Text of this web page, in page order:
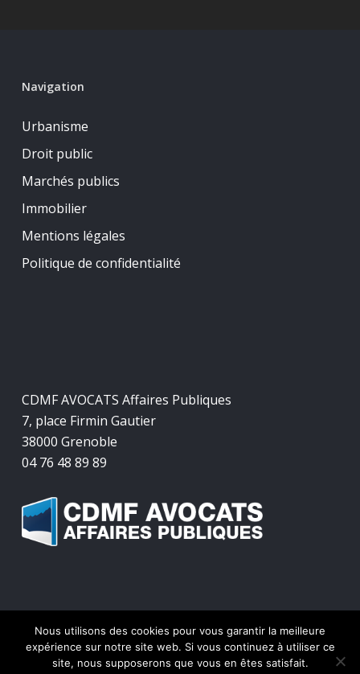
Navigation
Urbanisme
Droit public
Marchés publics
Immobilier
Mentions légales
Politique de confidentialité
CDMF AVOCATS Affaires Publiques
7, place Firmin Gautier
38000 Grenoble
04 76 48 89 89
© 2026 CDMF Avocats Affaires Publiques.
Nous utilisons des cookies pour vous garantir la meilleure
expérience sur notre site web. Si vous continuez à utiliser ce
site, nous supposerons que vous en êtes satisfait.